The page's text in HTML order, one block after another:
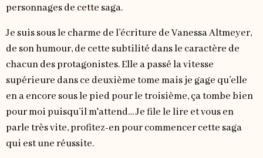
personnages de cette saga.
Je suis sous le charme de l’écriture de Vanessa Altmeyer,
de son humour, de cette subtilité dans le caractère de
chacun des protagonistes. Elle a passé la vitesse
supérieure dans ce deuxième tome mais je gage qu’elle
en a encore sous le pied pour le troisième, ça tombe bien
pour moi puisqu’il m'attend… Je file le lire et vous en
parle très vite, profitez-en pour commencer cette saga
qui est une réussite.